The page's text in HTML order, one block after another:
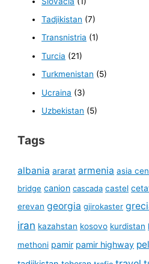
Tadjikistan (7)
Transnistria (1)
Turcia (21)
Turkmenistan (5)
Ucraina (3)
Uzbekistan (5)
Tags
albania ararat armenia asia
bridge canion cascada castel
erevan georgia gjirokaster
iran kazahstan kosovo kurdistan
methoni pamir pamir highway